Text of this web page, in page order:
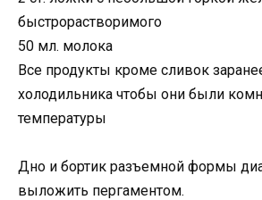
быстрорастворимого
50 мл. молока
Все продукты кроме сливок
холодильника чтобы они были
температуры
Дно и бортик разъемной формы
выложить пергаментом.